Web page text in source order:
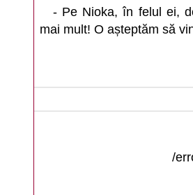
- Pe Nioka, în felul ei,
mai mult! O așteptăm să
/